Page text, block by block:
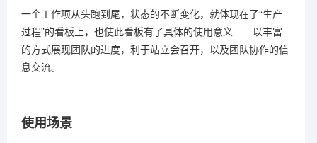
一个工作项从头跑到尾，状态的不断变化，就体现在了“生产
过程”的看板上，也使此看板有了具体的使用意义——以丰富
的方式展现团队的进度，利于站立会召开，以及团队协作的信
息交流。
使用场景